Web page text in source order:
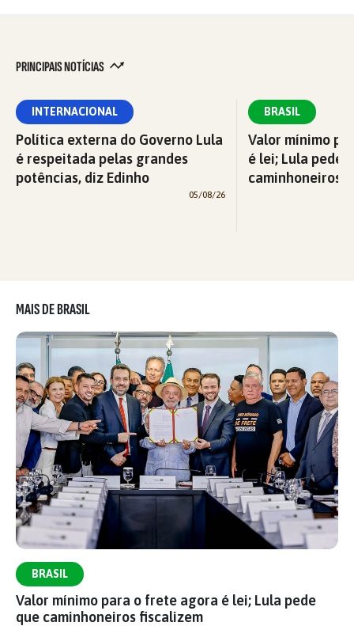
PRINCIPAIS NOTÍCIAS
INTERNACIONAL
Política externa do Governo Lula
é respeitada pelas grandes
potências, diz Edinho
05/08/26
BRASIL
Valor mínimo
é lei; Lula pede
caminhoneiros
MAIS DE BRASIL
BRASIL
Valor mínimo para o frete agora é lei; Lula pede
que caminhoneiros fiscalizem